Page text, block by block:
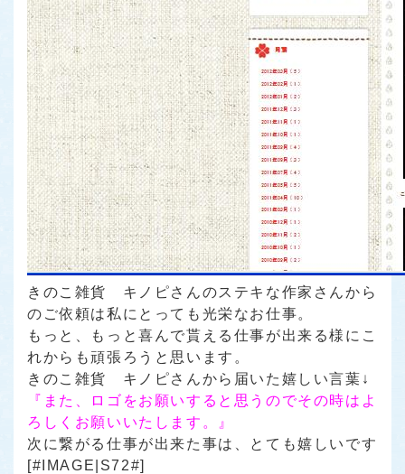
きのこ雑貨 キノピさんのステキな作家さんから
のご依頼は私にとっても光栄なお仕事。
もっと、もっと喜んで貰える仕事が出来る様にこ
れからも頑張ろうと思います。
きのこ雑貨 キノピさんから届いた嬉しい言葉↓
『また、ロゴをお願いすると思うのでその時はよ
ろしくお願いいたします。』
次に繋がる仕事が出来た事は、とても嬉しいです
[#IMAGE|S72#]